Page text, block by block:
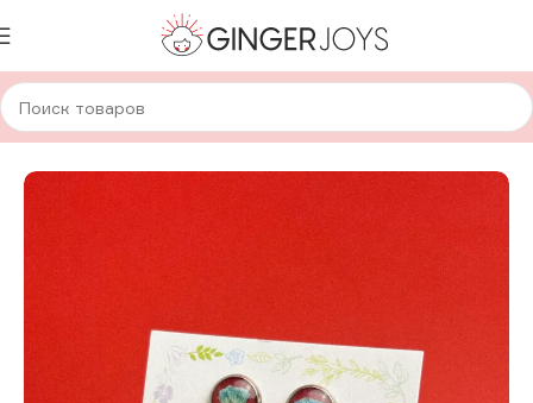
Главная Украшения Серьги Серьги с сухоцветами